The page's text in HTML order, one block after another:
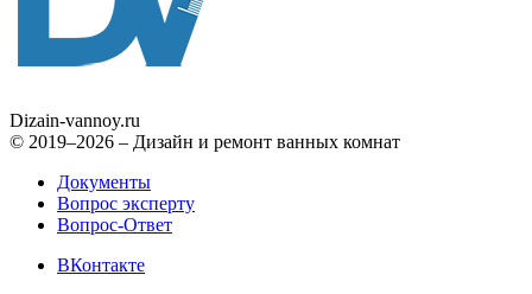
Dizain-vannoy.ru
© 2019–2026 – Дизайн и ремонт ванных комнат
Документы
Вопрос эксперту
Вопрос-Ответ
ВКонтакте